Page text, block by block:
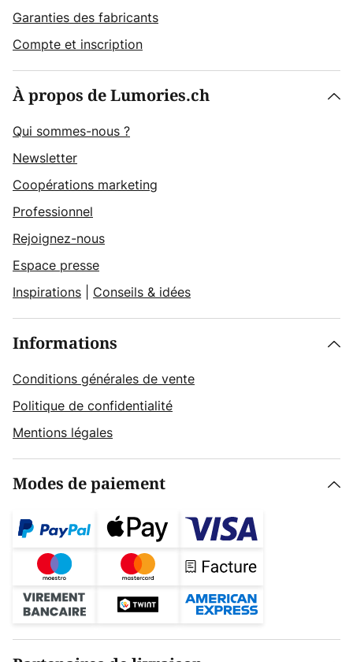
Garanties des fabricants
Compte et inscription
À propos de Lumories.ch
Qui sommes-nous ?
Newsletter
Coopérations marketing
Professionnel
Rejoignez-nous
Espace presse
Inspirations
Conseils & idées
Informations
Conditions générales de vente
Politique de confidentialité
Mentions légales
Modes de paiement